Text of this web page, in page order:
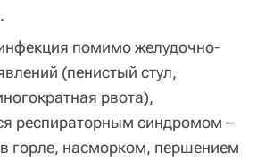
помимо желудочно-
(пенистый стул,
рвота),
респираторным синдромом –
горле, насморком, першением